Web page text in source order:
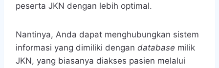
peserta JKN dengan lebih optimal.
Nantinya, Anda dapat menghubungkan sistem
informasi yang dimiliki dengan database milik
JKN, yang biasanya diakses pasien melalui